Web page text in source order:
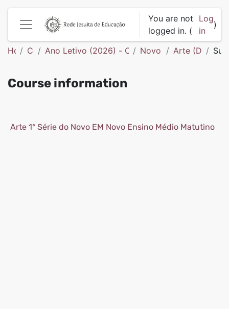
Side panel
You are not
logged in. (
Log
in
)
HomeCoursesAno Letivo (2026) - Colégio São Francisco de
Novo Ensino Médio
Arte
Course information
Arte 1ª Série do Novo EM Novo Ensino Médio Matutino